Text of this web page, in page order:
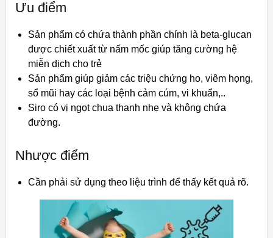
Ưu điểm
Sản phẩm có chứa thành phần chính là beta-glucan
được chiết xuất từ nấm mốc giúp tăng cường hệ
miễn dịch cho trẻ
Sản phẩm giúp giảm các triệu chứng ho, viêm họng,
sổ mũi hay các loại bệnh cảm cúm, vi khuẩn,..
Siro có vị ngọt chua thanh nhẹ và không chứa
đường.
Nhược điểm
Cần phải sử dụng theo liệu trình để thấy kết quả rõ.